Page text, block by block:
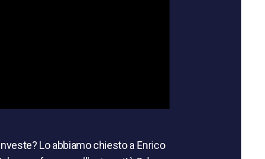
Lo abbiamo chiesto a Enrico